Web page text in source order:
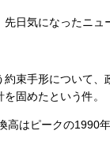
日気になったニュ
約束手形について、
固めたという件。
高はピークの1990